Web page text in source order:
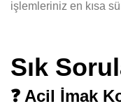
işlemleriniz en kısa
Sık
❓ Acil İmak